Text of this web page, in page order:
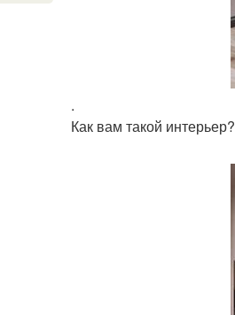
.
Как вам такой интерьер?